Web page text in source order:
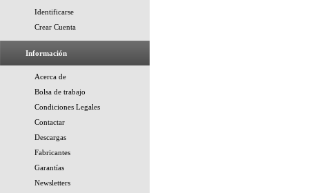
Identificarse
Crear Cuenta
Información
Acerca de
Bolsa de trabajo
Condiciones Legales
Contactar
Descargas
Fabricantes
Garantías
Newsletters